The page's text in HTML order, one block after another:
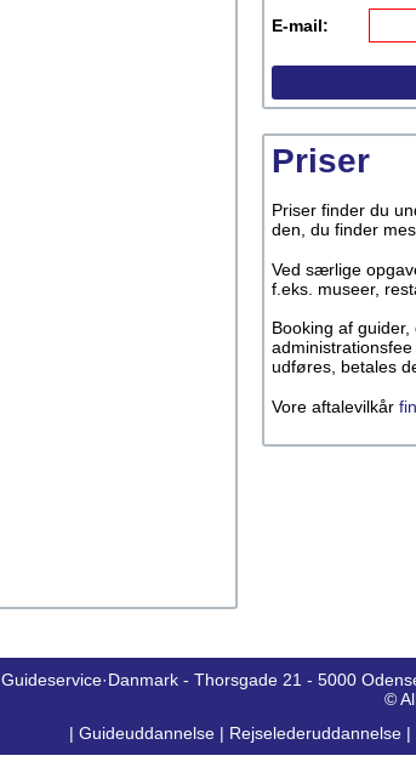
E-mail:
Priser
Priser finder du
den, du finder
Ved særlige
f.eks. museer,
Booking af
udføres, betales
Vore aftalevilkår
Guideservice·Danmark - Thorsgade 21 - 5000
©
| Guideuddannelse | Rejselederuddannelse |